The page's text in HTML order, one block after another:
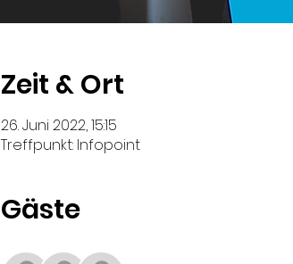
Zeit & Ort
26. Juni 2022, 15:15
Treffpunkt: Infopoint
Gäste